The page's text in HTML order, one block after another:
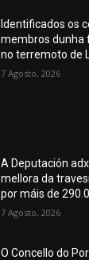
Identificados os
membros dunha
no terremoto de
7 Agosto, 2026
A Deputación
mellora da
por máis de
7 Agosto, 2026
O Concello do